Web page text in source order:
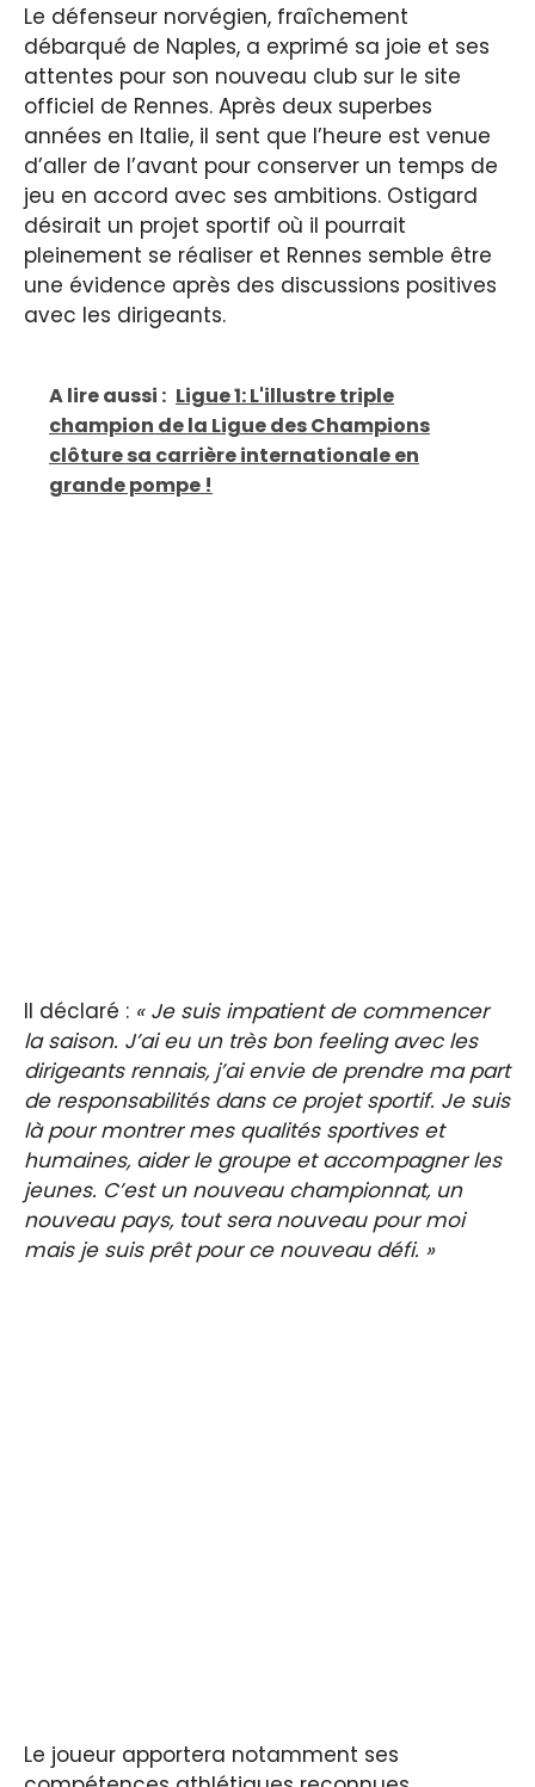
Le défenseur norvégien, fraîchement
débarqué de Naples, a exprimé sa joie et ses
attentes pour son nouveau club sur le site
officiel de Rennes. Après deux superbes
années en Italie, il sent que l’heure est venue
d’aller de l’avant pour conserver un temps de
jeu en accord avec ses ambitions. Ostigard
désirait un projet sportif où il pourrait
pleinement se réaliser et Rennes semble être
une évidence après des discussions positives
avec les dirigeants.
A lire aussi : Ligue 1: L'illustre triple
champion de la Ligue des Champions
clôture sa carrière internationale en
grande pompe !
Il déclaré : « Je suis impatient de commencer
la saison. J’ai eu un très bon feeling avec les
dirigeants rennais, j’ai envie de prendre ma part
de responsabilités dans ce projet sportif. Je suis
là pour montrer mes qualités sportives et
humaines, aider le groupe et accompagner les
jeunes. C’est un nouveau championnat, un
nouveau pays, tout sera nouveau pour moi
mais je suis prêt pour ce nouveau défi. »
Le joueur apportera notamment ses